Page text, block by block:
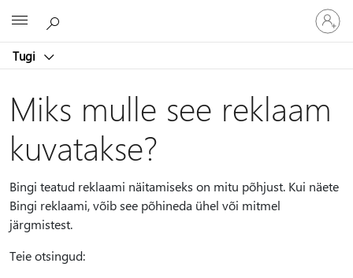
Tugi
Logige
sisse
oma
Miks mulle see reklaam
kuvatakse?
Bingi teatud reklaami näitamiseks on mitu põhjust. Kui näete
Bingi reklaami, võib see põhineda ühel või mitmel
järgmistest.
Teie otsingud: